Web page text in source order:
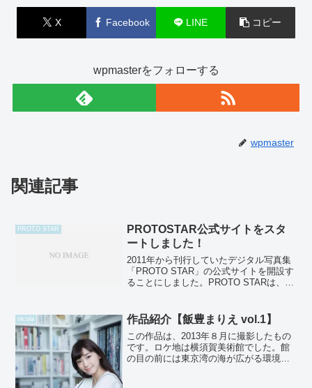
X Facebook LINE コピー
wpmasterをフォローする
wpmaster
関連記事
PROTO STAR
PROTOSTAR公式サイトをスタ
ートしました！
2011年から刊行していたデジタル写真集
「PROTO STAR」の公式サイトを開設す
ることにしました。PROTO STARは、こ
ジタルオンリーの写真集です。刊行のペ
ース...
nicola 作品紹介【飯豊まりえ vol.1】
この作品は、2013年８月に撮影したもの
です。ロケ地は横須賀美術館でした。館
の目の前には東京湾の海が広がる環境の